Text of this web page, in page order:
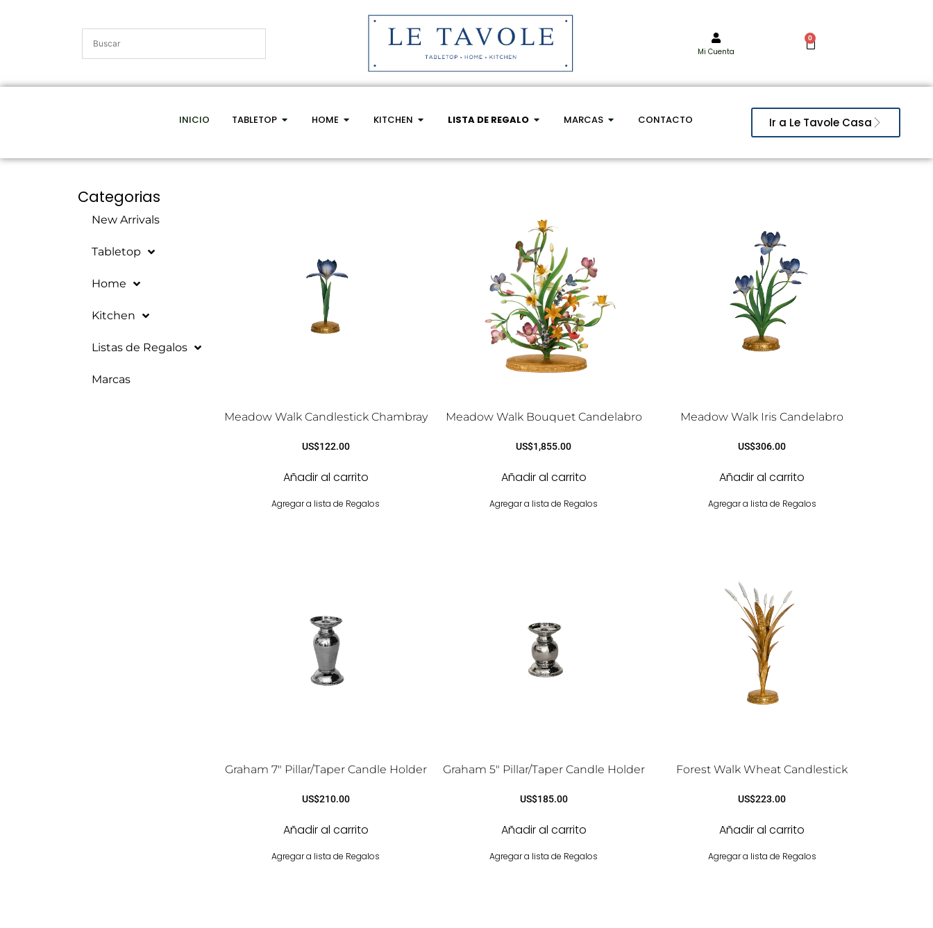
Mi Cuenta
0
INICIO TABLETOP HOME KITCHEN LISTA DE REGALO MARCAS CONTACTO Ir a Le Tavole Casa
Categorias
New Arrivals
Tabletop
Home
Kitchen
Listas de Regalos
Marcas
Meadow Walk Candlestick Chambray
US$122.00
Añadir al carrito
Agregar a lista de Regalos
Meadow Walk Bouquet Candelabro
US$1,855.00
Añadir al carrito
Agregar a lista de Regalos
Meadow Walk Iris Candelabro
US$306.00
Añadir al carrito
Agregar a lista de Regalos
Graham 7″ Pillar/Taper Candle Holder
US$210.00
Añadir al carrito
Agregar a lista de Regalos
Graham 5″ Pillar/Taper Candle Holder
US$185.00
Añadir al carrito
Agregar a lista de Regalos
Forest Walk Wheat Candlestick
US$223.00
Añadir al carrito
Agregar a lista de Regalos